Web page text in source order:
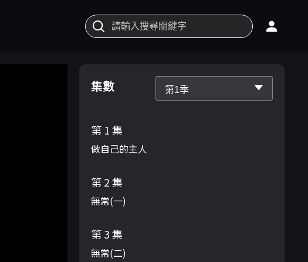
集數 第1季
第 1 集
做自己的主人
第 2 集
無常(一)
第 3 集
無常(二)